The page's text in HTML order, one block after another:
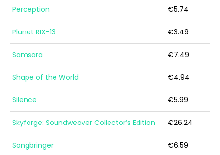
Perception €5.74
Planet RIX-13 €3.49
Samsara €7.49
Shape of the World €4.94
Silence €5.99
Skyforge: Soundweaver Collector’s Edition €26.24
Songbringer €6.59